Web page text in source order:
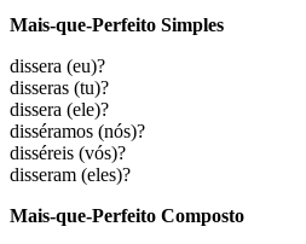
Mais-que-Perfeito Simples
dissera (eu)?
disseras (tu)?
dissera (ele)?
disséramos (nós)?
disséreis (vós)?
disseram (eles)?
Mais-que-Perfeito Composto